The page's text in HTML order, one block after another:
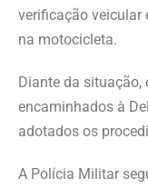
verificação veicular
na motocicleta.
Diante da situação,
encaminhados à
adotados os
A Polícia Militar